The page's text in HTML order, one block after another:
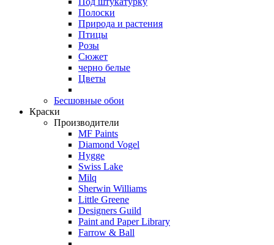
Полоски
Природа и растения
Птицы
Розы
Сюжет
черно белые
Цветы
Бесшовные обои
Краски
Производители
MF Paints
Diamond Vogel
Hygge
Swiss Lake
Milq
Sherwin Williams
Little Greene
Designers Guild
Paint and Paper Library
Farrow & Ball